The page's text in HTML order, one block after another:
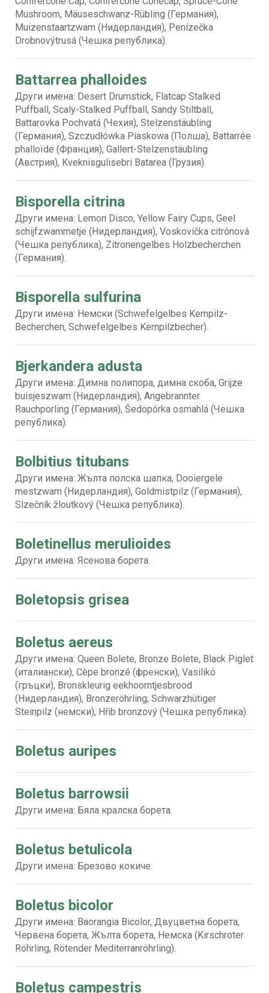
Mushroom, Mäuseschwanz-Rübling (Германия),
Muizenstaartzwam (Нидерландия), Penízečka
Drobnovýtrusá (Чешка република).
Battarrea phalloides
Други имена: Desert Drumstick, Flatcap Stalked
Puffball, Scaly-Stalked Puffball, Sandy Stiltball,
Battarovka Pochvatá (Чехия), Stelzenstäubling
(Германия), Szczudłówka Piaskowa (Полша), Battarrée
phalloïde (Франция), Gallert-Stelzenstäubling
(Австрия), Kveknisgulisebri Batarea (Грузия).
Bisporella citrina
Други имена: Lemon Disco, Yellow Fairy Cups, Geel
schijfzwammetje (Нидерландия), Voskovička citrónová
(Чешка република), Zitronengelbes Holzbecherchen
(Германия).
Bisporella sulfurina
Други имена: Немски (Schwefelgelbes Kernpilz-
Becherchen, Schwefelgelbes Kernpilzbecher).
Bjerkandera adusta
Други имена: Димна полипора, димна скоба, Grijze
buisjeszwam (Нидерландия), Angebrannter
Rauchporling (Германия), Šedopórka osmahlá (Чешка
република).
Bolbitius titubans
Други имена: Жълта полска шапка, Dooiergele
mestzwam (Нидерландия), Goldmistpilz (Германия),
Slzečník žloutkový (Чешка република).
Boletinellus merulioides
Други имена: Ясенова борета.
Boletopsis grisea
Boletus aereus
Други имена: Queen Bolete, Bronze Bolete, Black Piglet
(италиански), Cèpe bronzé (френски), Vasilikό
(гръцки), Bronskleurig eekhoorntjesbrood
(Нидерландия), Bronzeröhrling; Schwarzhütiger
Steinpilz (немски), Hřib bronzový (Чешка република).
Boletus auripes
Boletus barrowsii
Други имена: Бяла кралска борета.
Boletus betulicola
Други имена: Брезово кокиче.
Boletus bicolor
Други имена: Baorangia Bicolor, Двуцветна борета,
Червена борета, Жълта борета, Немска (Kirschroter
Röhrling, Rötender Mediterranröhrling).
Boletus campestris